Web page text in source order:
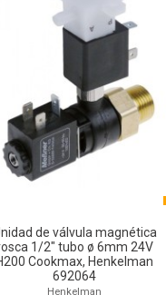
de válvula magnética
1/2" tubo ø 6mm 24V
Cookmax, Henkelman
692064
Henkelman